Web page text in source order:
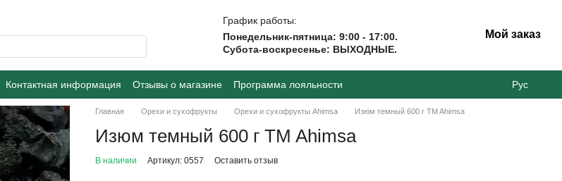
График работы:
Понедельник-пятница: 9:00 - 17:00.
Субота-воскресенье: ВЫХОДНЫЕ.
Мой заказ
Контактная информация Отзывы о магазине
Программа лояльности
Рус
Главная Орехи и сухофрукты Орехи и сухофрукты Ahimsa Изюм темный 600 г TM Ahimsa
Изюм темный 600 г TM Ahimsa
В наличии Артикул: 0557 Оставить отзыв